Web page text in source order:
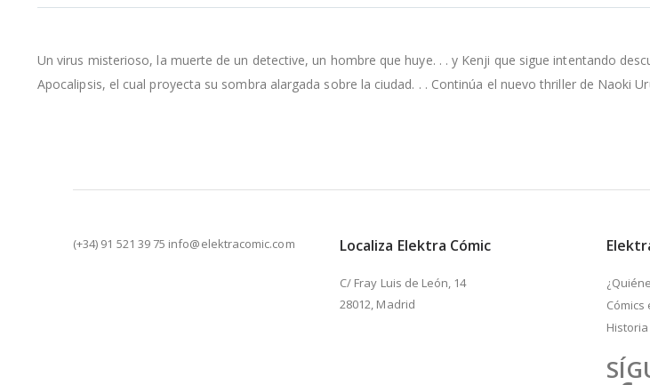
la
imágenes
Un virus misterioso, la muerte de un detective, un hombre que huye. . . y Kenji que sigue intentando
Apocalipsis, el cual proyecta su sombra alargada sobre la ciudad. . . Continúa el nuevo thriller de Naoki
(+34) 91 521 39 75 info@elektracomic.com Localiza Elektra Cómic
C/ Fray Luis de León, 14
28012, Madrid
Cómics